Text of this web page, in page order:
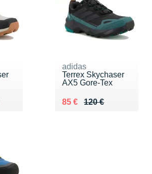
adidas
Terrex Skychaser
AX5 Gore-Tex
120 €
Au lieu de 120 €
85 €
Vendu 85 €